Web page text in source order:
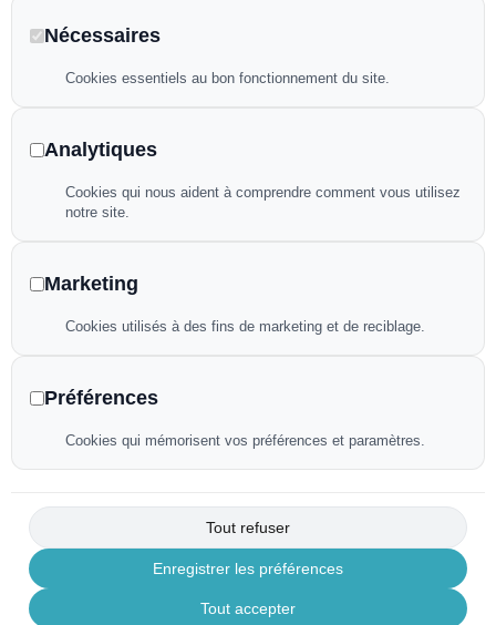
piscines dans les Alpes-Maritimes.
Local Technique et filtrations
Accessoires piscines
Bâches à bulles
Filet d’hivernage
Liens utiles
Nécessaires
Cookies essentiels au bon fonctionnement du site.
Analytiques
Cookies qui nous aident à comprendre comment vous utilisez
notre site.
Marketing
Cookies utilisés à des fins de marketing et de reciblage.
Préférences
Cookies qui mémorisent vos préférences et paramètres.
Tout refuser
Enregistrer les préférences
Tout accepter